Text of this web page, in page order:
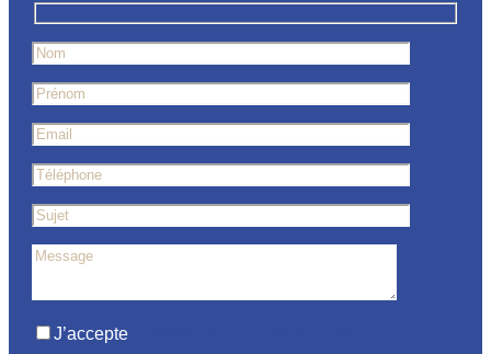
J’accepte